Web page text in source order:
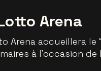
Arena
Arena accueillera le
à l’occasion de